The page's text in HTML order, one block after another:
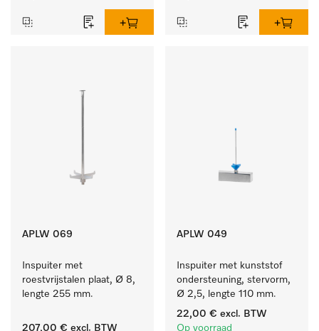
APLW 069
Inspuiter met
roestvrijstalen plaat, Ø 8,
lengte 255 mm.
207,00 € excl. BTW
APLW 049
Inspuiter met kunststof
ondersteuning, stervorm,
Ø 2,5, lengte 110 mm.
22,00 € excl. BTW
Op voorraad